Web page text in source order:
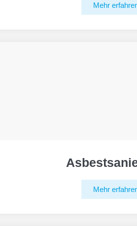
Mehr
Mehr